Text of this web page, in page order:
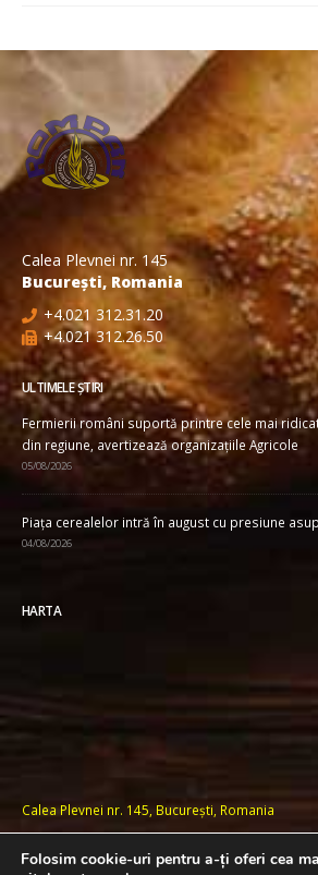
Calea Plevnei nr. 145
București, Romania
+4.021 312.31.20
+4.021 312.26.50
ULTIMELE ȘTIRI
Fermierii români suportă printre cele mai
din regiune, avertizează organizațiile Agricole
05/08/2026
Piața cerealelor intră în august cu presiune
04/08/2026
HARTA
Calea Plevnei nr. 145, București, Romania
Folosim cookie-uri pentru a-ți oferi cea